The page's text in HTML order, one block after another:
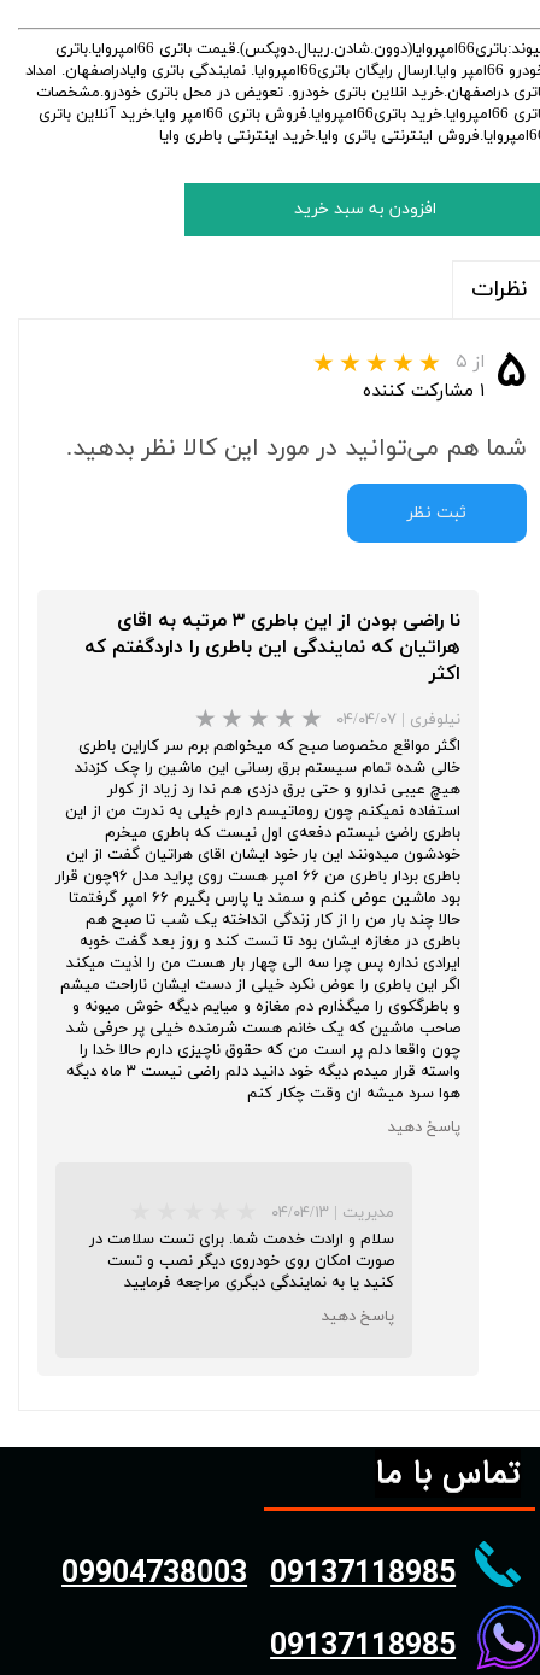
پیوند:باتری66امپروایا(دوون.شادن.ریبال.دوپکس).قیمت باتری 66امپروایا.باتری
خودرو 66امپر وایا.ارسال رایگان باتری66امپروایا. نمایندگی باتری وایادراصفهان. امداد
دراصفهان.خرید انلاین باتری خودرو. تعویض در محل باتری خودرو.مشخصات
باتری 66امپروایا.خرید باتری66امپروایا.فروش باتری 66امپر وایا.خرید آنلاین باتری
اینترنتی باطری وایا
افزودن به سبد خرید
نظرات
۵ از ۵
۱ مشارکت کننده
شما هم می‌توانید در مورد این کالا نظر بدهید.
ثبت نظر
نا راضی بودن از این باطری ۳ مرتبه به اقای
هراتیان که نمایندگی این باطری را داردگفتم که
اکثر
نیلوفری | ۰۴/۰۴/۰۷
اگثر مواقع مخصوصا صبح که میخواهم برم سر کاراین باطری
خالی شده تمام سیستم برق رسانی این ماشین را چک کزدند
هیچ عیبی ندارو و حتی برق دزدی هم ندا رد زیاد از کولر
استفاده نمیکنم چون روماتیسم دارم خیلی به ندرت من از این
باطری راضئ نیستم دفعه‌ی اول نیست که باطری میخرم
خودشون میدونند این بار خود ایشان اقای هراتیان گفت از این
باطری بردار باطری من ۶۶ امپر هست روی پراید مدل ۹۶چون قرار
بود ماشین عوض کنم و سمند یا پارس بگیرم ۶۶ امپر گرفتمتا
حالا چند بار من را از کار زندگی انداخته یک شب تا صبح هم
باطری در مغازه ایشان بود تا تست کند و روز بعد گفت خوبه
ایرادی نداره پس چرا سه الی چهار بار هست من را اذیت میکند
اگر این باطری را عوض نکرد خیلی از دست ایشان ناراحت میشم
و باطرگکوی را میگذارم دم مغازه و میایم دیگه خوش میونه و
صاحب ماشین که یک خانم هست شرمنده خیلی پر حرفی شد
چون واقعا دلم پر است من که حقوق ناچیزی دارم حالا خدا را
واسته قرار میدم دیگه خود دانید دلم راضی نیست ۳ ماه دیگه
هوا سرد میشه ان وقت چکار کنم
پاسخ دهید
مدیریت | ۰۴/۰۴/۱۳
سلام و ارادت خدمت شما. برای تست سلامت در
صورت امکان روی خودروی دیگر نصب و تست
کنید یا به نمایندگی دیگری مراجعه فرمایید
پاسخ دهید
تماس با ما
09904738003 09137118985
09137118985